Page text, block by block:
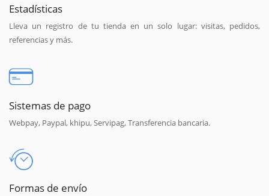
Estadísticas
Lleva un registro de tu tienda en un solo lugar: visitas, pedidos,
referencias y más.
Sistemas de pago
Webpay, Paypal, khipu, Servipag, Transferencia bancaria.
Formas de envío